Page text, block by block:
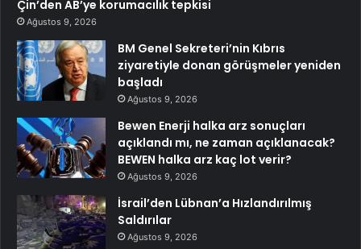
Çin’den AB’ye korumacılık tepkisi
Ağustos 9, 2026
BM Genel Sekreteri’nin Kıbrıs
ziyaretiyle donan görüşmeler yeniden
başladı
Ağustos 9, 2026
Bewen Enerji halka arz sonuçları
açıklandı mı, ne zaman açıklanacak?
BEWEN halka arz kaç lot verir?
Ağustos 9, 2026
İsrail’den Lübnan’a Hızlandırılmış
Saldırılar
Ağustos 9, 2026